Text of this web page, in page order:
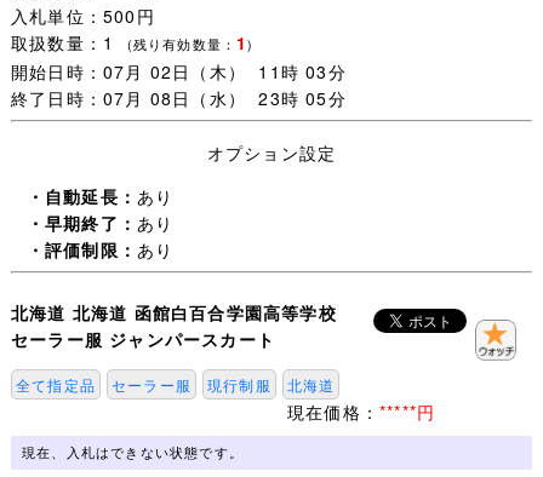
入札単位：500円
取扱数量：1
(残り有効数量： 1)
開始日時：07月 02日（木） 11時 03分
終了日時：07月 08日（水） 23時 05分
オプション設定
・自動延長： あり
・早期終了： あり
・評価制限： あり
北海道 北海道 函館白百合学園高等学校
セーラー服 ジャンパースカート
全て指定品 セーラー服 現行制服 北海道
現在価格： *****円
現在、入札はできない状態です。